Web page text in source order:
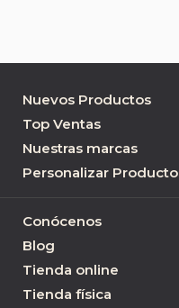
Nuevos Productos
Top Ventas
Nuestras marcas
Personalizar Producto
Conócenos
Blog
Tienda online
Tienda física